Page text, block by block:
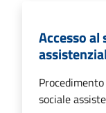
Accesso
sociale